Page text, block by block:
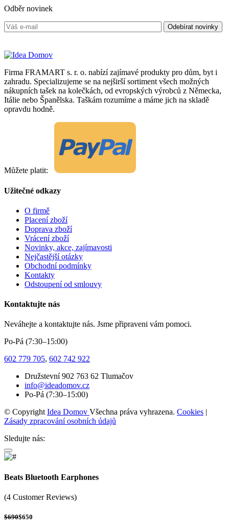
Odběr novinek
Firma FRAMART s. r. o. nabízí zajímavé produkty pro dům, byt i
zahradu. Specializujeme se na nejširší sortiment všech možných
nákupních tašek na kolečkách, od evropských výrobců z Německa,
Itálie nebo Španělska. Taškám rozumíme a máme jich na skladě
opravdu hodně.
Můžete platit:
Užitečné odkazy
O firmě
Placení zboží
Doprava zboží
Vrácení zboží
Novinky, akce, zajímavosti
Nejčastější otázky
Obchodní podmínky
Kontakty
Odstoupení od smlouvy
Kontaktujte nás
Neváhejte a kontaktujte nás. Jsme připraveni vám pomoci.
Po-Pá (7:30–15:00)
602 779 705, 602 742 922
Družstevní 902 763 62 Tlumačov
info@ideadomov.cz
Po-Pá (7:30–15:00)
© Copyright Idea Domov Všechna práva vyhrazena. Cookies |
Zásady zpracování osobních údajů
Sledujte nás:
Beats Bluetooth Earphones
(4 Customer Reviews)
$690$650